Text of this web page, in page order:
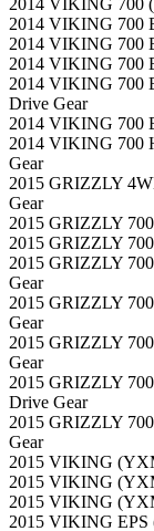
2014 VIKING 700
2014 VIKING 700
2014 VIKING 700
2014 VIKING 700
Drive Gear
2014 VIKING 700
2014 VIKING 700
Gear
2015 GRIZZLY
Gear
2015 GRIZZLY
2015 GRIZZLY
2015 GRIZZLY
Gear
2015 GRIZZLY
Gear
2015 GRIZZLY
Gear
2015 GRIZZLY
Drive Gear
2015 GRIZZLY
Gear
2015 VIKING
2015 VIKING
2015 VIKING
2015 VIKING EPS